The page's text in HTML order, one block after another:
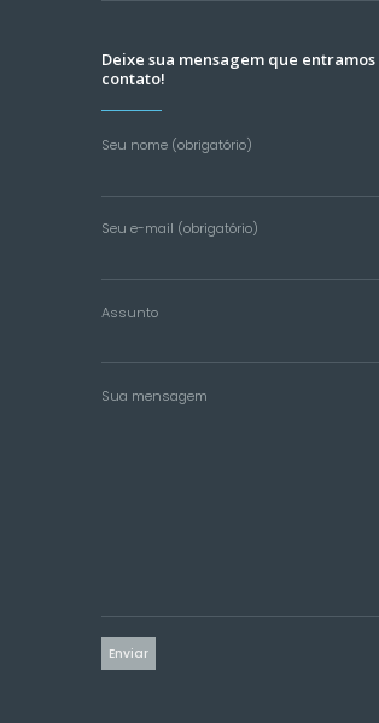
Deixe sua mensagem que entramos
contato!
Seu nome (obrigatório)
Seu e-mail (obrigatório)
Assunto
Sua mensagem